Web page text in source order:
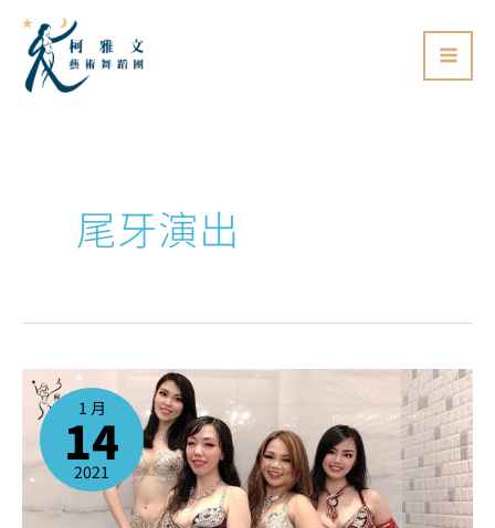
尾牙演出
1 月
14
2021
肚
皮
舞
邀
約
現
場
實
錄-
台
北
市